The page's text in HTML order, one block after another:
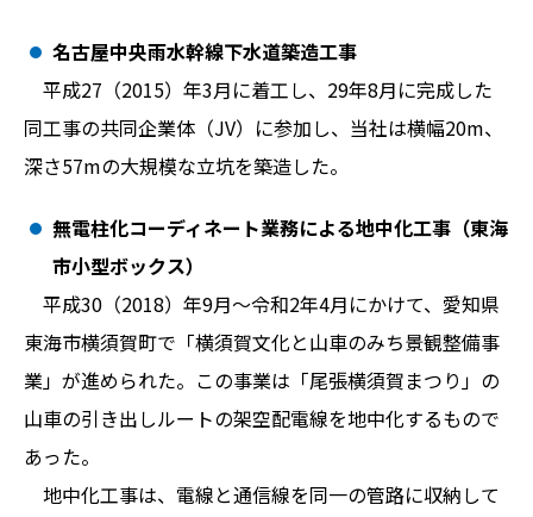
名古屋中央雨水幹線下水道築造工事
平成27（2015）年3月に着工し、29年8月に完成した
同工事の共同企業体（JV）に参加し、当社は横幅20m、
深さ57mの大規模な立坑を築造した。
無電柱化コーディネート業務による地中化工事（東海
市小型ボックス）
平成30（2018）年9月～令和2年4月にかけて、愛知県
東海市横須賀町で「横須賀文化と山車のみち景観整備事
業」が進められた。この事業は「尾張横須賀まつり」の
山車の引き出しルートの架空配電線を地中化するもので
あった。
地中化工事は、電線と通信線を同一の管路に収納して